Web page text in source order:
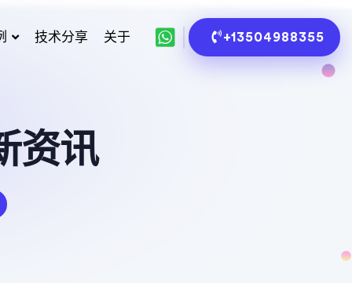
技术分享 关于 +13504988355
资讯